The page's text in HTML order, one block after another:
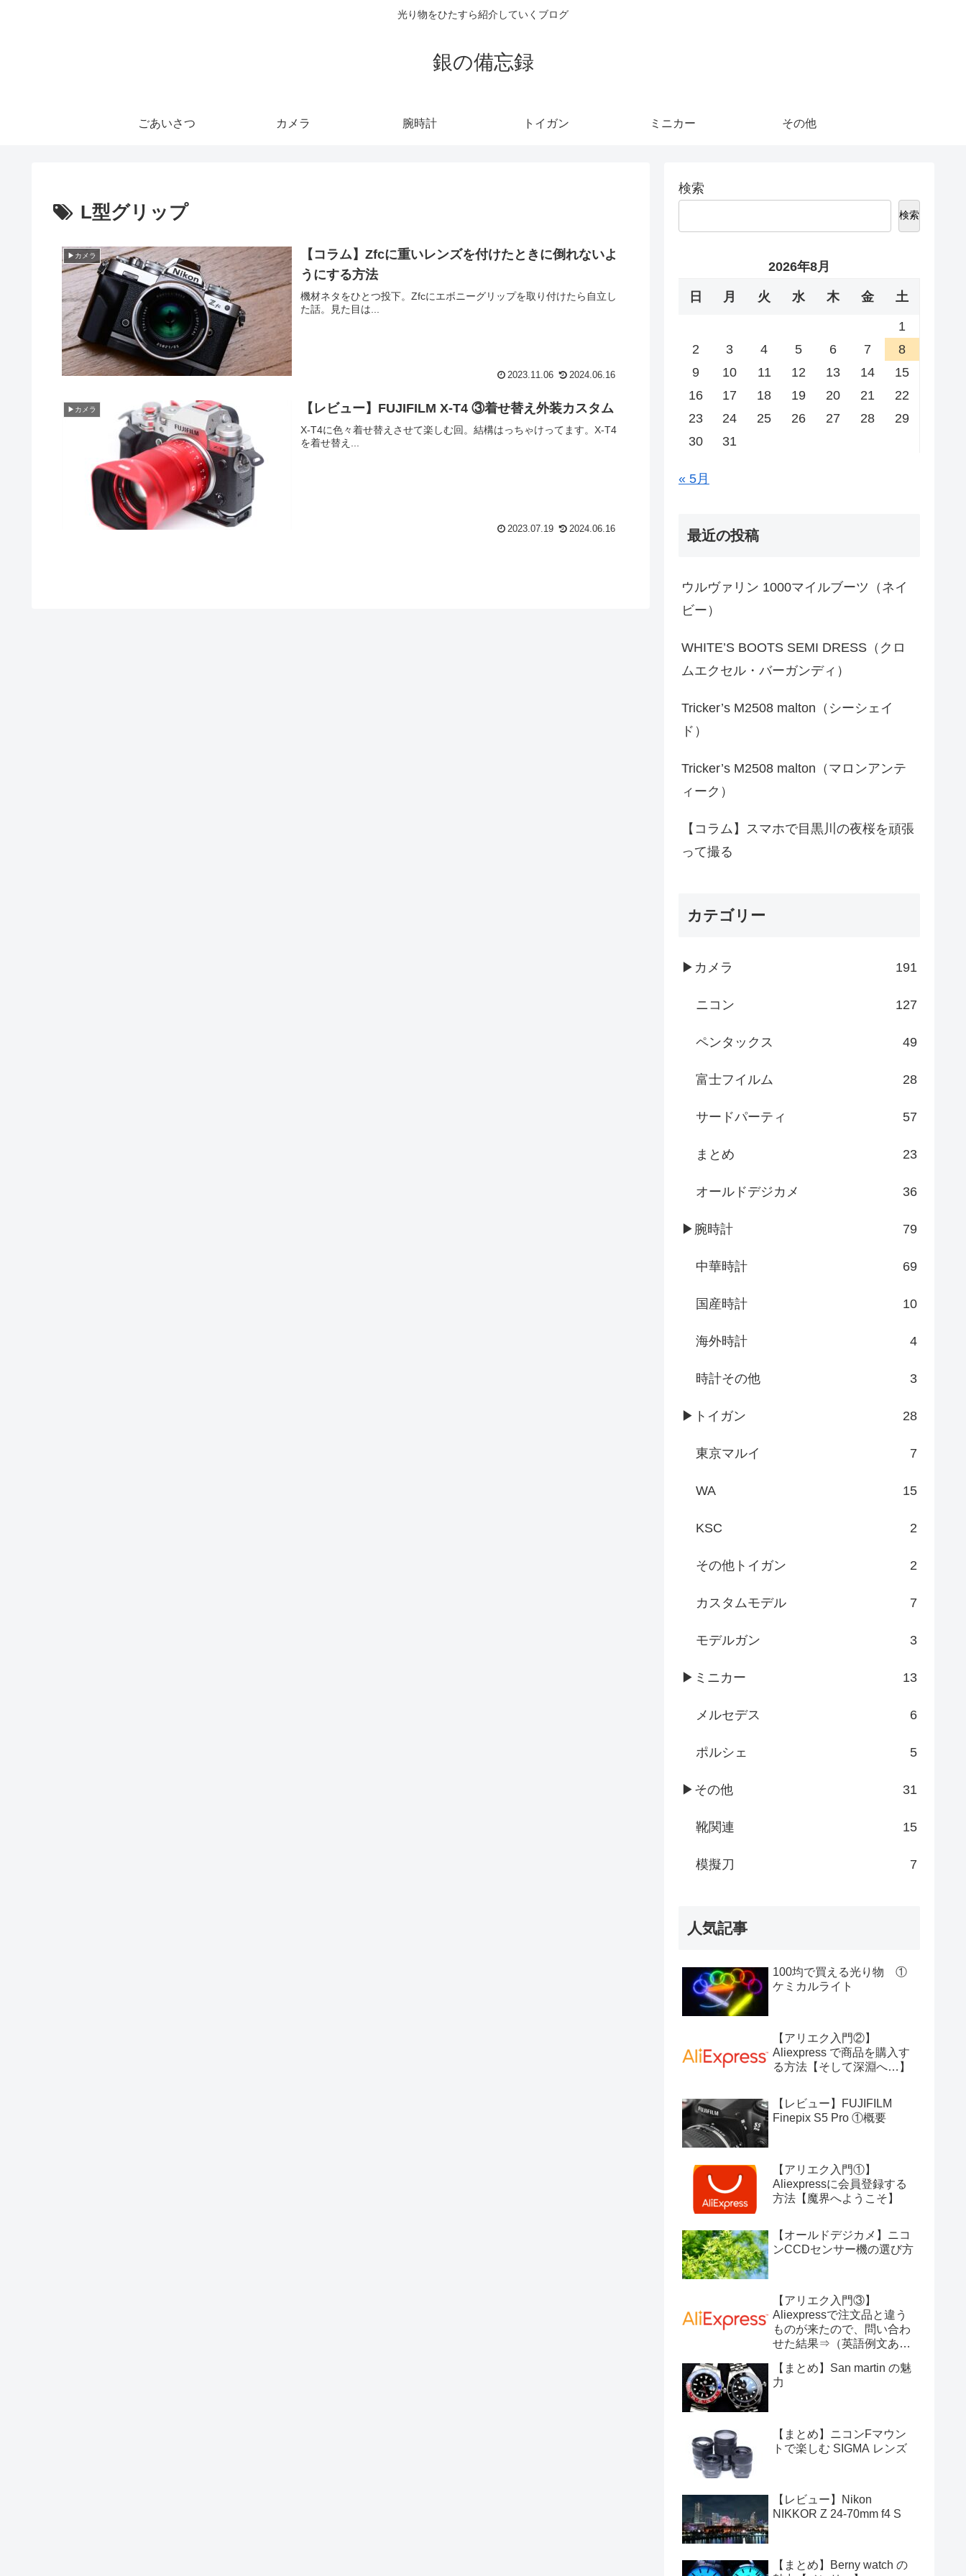
光り物をひたすら紹介していくブログ
銀の備忘録
ごあいさつ カメラ 腕時計 トイガン ミニカー その他
L型グリップ
▶カメラ
【コラム】Zfcに重いレンズを付けたときに倒れないよ
うにする方法
機材ネタをひとつ投下。Zfcにエボニーグリップを取り付けたら自立し
た話。見た目は...
2023.11.06 2024.06.16
▶カメラ 【レビュー】FUJIFILM X-T4 ③着せ替え外装カスタム
X-T4に色々着せ替えさせて楽しむ回。結構はっちゃけってます。X-T4
を着せ替え...
2023.07.19 2024.06.16
検索
検索
2026年8月
日 月 火 水 木 金 土
1
2
3 4 5 6 7
8
9
10 11 12 13 14
15
16
17 18 19 20 21
22
23
24 25 26 27 28
29
30
31
« 5月
最近の投稿
ウルヴァリン 1000マイルブーツ（ネイ
ビー）
WHITE’S BOOTS SEMI DRESS（クロ
ムエクセル・バーガンディ）
Tricker’s M2508 malton（シーシェイ
ド）
Tricker’s M2508 malton（マロンアンテ
ィーク）
【コラム】スマホで目黒川の夜桜を頑張
って撮る
カテゴリー
▶カメラ 191
ニコン 127
ペンタックス 49
富士フイルム 28
サードパーティ 57
まとめ 23
オールドデジカメ 36
▶腕時計 79
中華時計 69
国産時計 10
海外時計 4
時計その他 3
▶トイガン 28
東京マルイ 7
WA 15
KSC 2
その他トイガン 2
カスタムモデル 7
モデルガン 3
▶ミニカー 13
メルセデス 6
ポルシェ 5
▶その他 31
靴関連 15
模擬刀 7
人気記事
100均で買える光り物 ①
ケミカルライト
【アリエク入門②】
Aliexpress で商品を購入す
る方法【そして深淵へ…】
【レビュー】FUJIFILM
Finepix S5 Pro ①概要
【アリエク入門①】
Aliexpressに会員登録する
方法【魔界へようこそ】
【オールドデジカメ】ニコ
ンCCDセンサー機の選び方
【アリエク入門③】
Aliexpressで注文品と違う
ものが来たので、問い合わ
せた結果⇒（英語例文あ
【まとめ】San martin の魅
力
【まとめ】ニコンFマウン
トで楽しむ SIGMA レンズ
【レビュー】Nikon
NIKKOR Z 24-70mm f4 S
【まとめ】Berny watch の